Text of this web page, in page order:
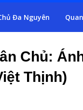
Đa Nguyên
Chủ:
Thịnh)